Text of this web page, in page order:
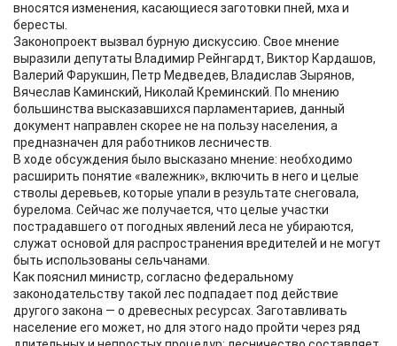
вносятся изменения, касающиеся заготовки пней, мха и
бересты.
Законопроект вызвал бурную дискуссию. Свое мнение
выразили депутаты Владимир Рейнгардт, Виктор Кардашов,
Валерий Фарукшин, Петр Медведев, Владислав Зырянов,
Вячеслав Каминский, Николай Креминский. По мнению
большинства высказавшихся парламентариев, данный
документ направлен скорее не на пользу населения, а
предназначен для работников лесничеств.
В ходе обсуждения было высказано мнение: необходимо
расширить понятие «валежник», включить в него и целые
стволы деревьев, которые упали в результате снеговала,
бурелома. Сейчас же получается, что целые участки
пострадавшего от погодных явлений леса не убираются,
служат основой для распространения вредителей и не могут
быть использованы сельчанами.
Как пояснил министр, согласно федеральному
законодательству такой лес подпадает под действие
другого закона — о древесных ресурсах. Заготавливать
население его может, но для этого надо пройти через ряд